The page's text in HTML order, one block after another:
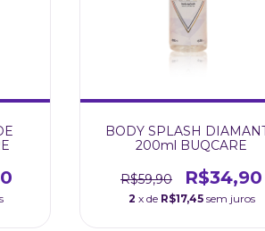
BODY SPLASH
200ml BUQCARE
R$59,90 R$34,90
2 x de R$17,45 sem juros